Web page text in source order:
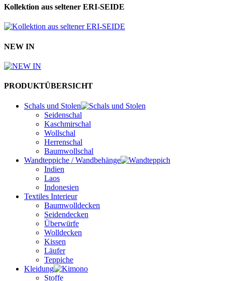
Kollektion aus seltener ERI-SEIDE
NEW IN
PRODUKTÜBERSICHT
Schals und Stolen
Seidenschal
Kaschmirschal
Wollschal
Herrenschal
Baumwollschal
Wandteppiche / Wandbehänge
Indien
Laos
Indonesien
Textiles Interieur
Baumwolldecken
Seidendecken
Überwürfe
Wolldecken
Kissen
Läufer
Teppiche
Kleidung
Stoffe